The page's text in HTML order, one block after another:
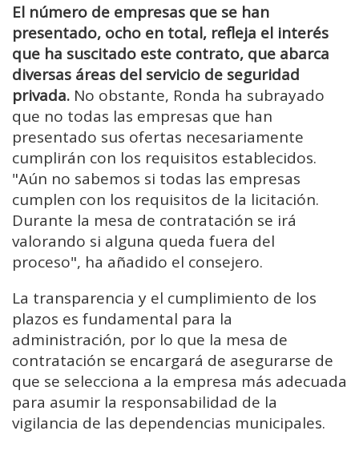
El número de empresas que se han
presentado, ocho en total, refleja el interés
que ha suscitado este contrato, que abarca
diversas áreas del servicio de seguridad
privada. No obstante, Ronda ha subrayado
que no todas las empresas que han
presentado sus ofertas necesariamente
cumplirán con los requisitos establecidos.
"Aún no sabemos si todas las empresas
cumplen con los requisitos de la licitación.
Durante la mesa de contratación se irá
valorando si alguna queda fuera del
proceso", ha añadido el consejero.
La transparencia y el cumplimiento de los
plazos es fundamental para la
administración, por lo que la mesa de
contratación se encargará de asegurarse de
que se selecciona a la empresa más adecuada
para asumir la responsabilidad de la
vigilancia de las dependencias municipales.